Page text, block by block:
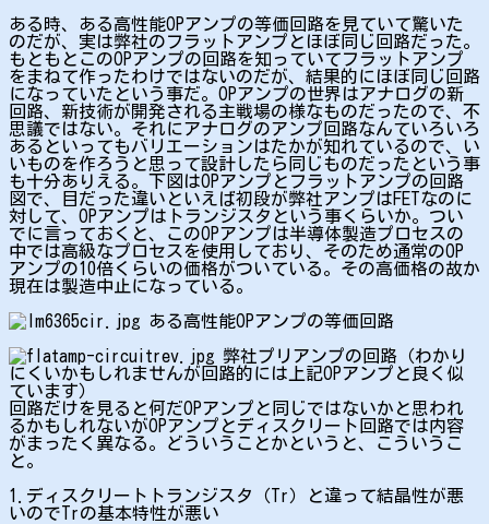
ある時、ある高性能OPアンプの等価回路を見ていて驚いた
のだが、実は弊社のフラットアンプとほぼ同じ回路だった。
もともとこのOPアンプの回路を知っていてフラットアンプ
をまねて作ったわけではないのだが、結果的にほぼ同じ回路
になっていたという事だ。OPアンプの世界はアナログの新
回路、新技術が開発される主戦場の様なものだったので、不
思議ではない。それにアナログのアンプ回路なんていろいろ
あるといってもバリエーションはたかが知れているので、い
いものを作ろうと思って設計したら同じものだったという事
も十分ありえる。下図はOPアンプとフラットアンプの回路
図で、目だった違いといえば初段が弊社アンプはFETなのに
対して、OPアンプはトランジスタという事くらいか。つい
でに言っておくと、このOPアンプは半導体製造プロセスの
中では高級なプロセスを使用しており、そのため通常のOP
アンプの10倍くらいの価格がついている。その高価格の故か
現在は製造中止になっている。
ある高性能OPアンプの等価回路
弊社プリアンプの回路（わかり
にくいかもしれませんが回路的には上記OPアンプと良く似
ています）
回路だけを見ると何だOPアンプと同じではないかと思われ
るかもしれないがOPアンプとディスクリート回路では内容
がまったく異なる。どういうことかというと、こういうこ
と。
1.ディスクリートトランジスタ（Tr）と違って結晶性が悪
いのでTrの基本特性が悪い